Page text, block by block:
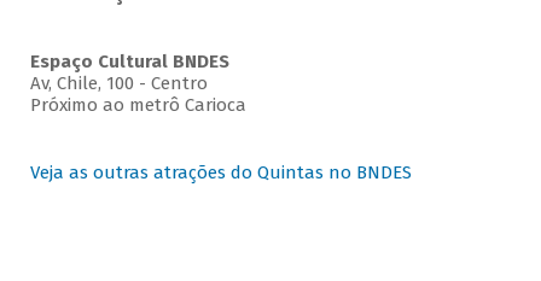
Espaço Cultural BNDES
Av, Chile, 100 - Centro
Próximo ao metrô Carioca
Veja as outras atrações do Quintas no BNDES